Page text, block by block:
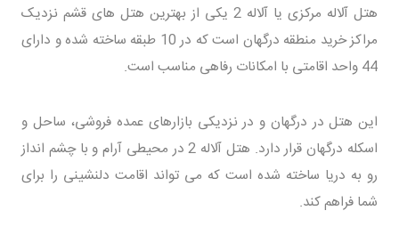
هتل آلاله مرکزی یا آلاله 2 یکی از بهترین هتل های قشم نزدیک
مراکز خرید منطقه درگهان است که در 10 طبقه ساخته شده و دارای
44 واحد اقامتی با امکانات رفاهی مناسب است.
این هتل در درگهان و در نزدیکی بازارهای عمده فروشی، ساحل و
اسکله درگهان قرار دارد. هتل آلاله 2 در محیطی آرام و با چشم انداز
رو به دریا ساخته شده است که می تواند اقامت دلنشینی را برای
شما فراهم کند.